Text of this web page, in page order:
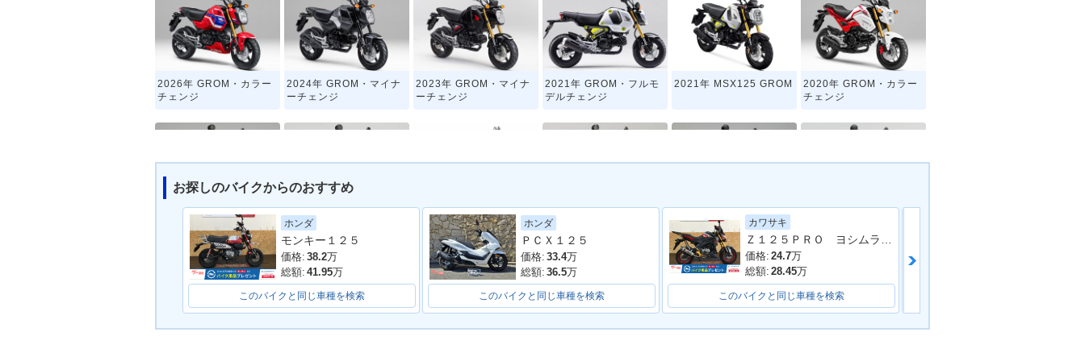
2026年 GROM・カラー
チェンジ
2024年 GROM・マイナ
ーチェンジ
2023年 GROM・マイナ
ーチェンジ
2021年 GROM・フルモ
デルチェンジ
2021年 MSX125 GROM
2020年 GROM・カラー
チェンジ
2018年 GROM・カラー
チェンジ
2016年 GROM・マイナ
ーチェンジ
2016年 MSX125SF・マ
イナーチェンジ
2015年 GROM・カラー
チェンジ
2014年 GROM・マイナ
ーチェンジ
お探しのバイクからのおすすめ
ホンダ
モンキー１２５
価格: 38.2万
総額: 41.95万
このバイクと同じ車種を検索
ホンダ
ＰＣＸ１２５
価格: 33.4万
総額: 36.5万
このバイクと同じ車種を検索
カワサキ
Ｚ１２５ＰＲＯ ヨシムラフルエキ
価格: 24.7万
総額: 28.45万
このバイクと同じ車種を検索